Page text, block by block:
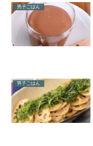
男子ごはん
男子ごはん